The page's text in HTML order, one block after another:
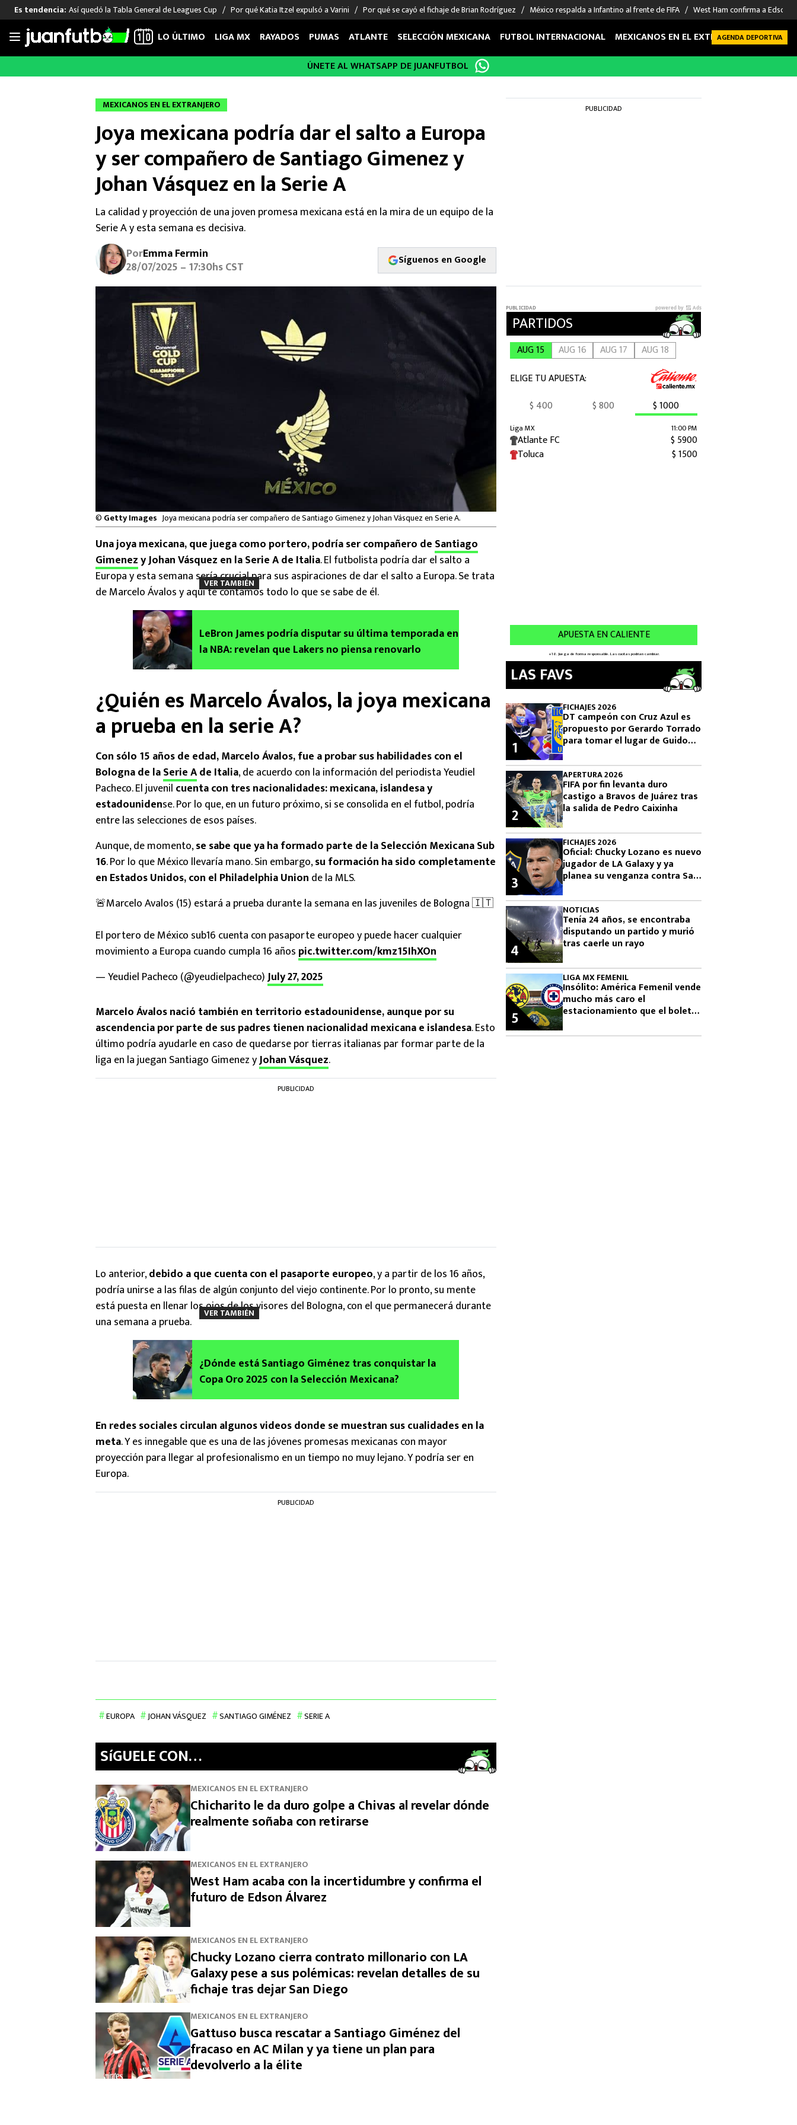
Saltar
Es tendencia: Así quedó la Tabla General de Leagues Cup Por qué Katia Itzel expulsó a Varini Por qué se cayó el fichaje de Brian Rodríguez México respalda a Infantino al frente de FIFA West Ham confirma a Edson
LIGA MX
Chivas de Guadalajara
Liga MX Femenil
FUT INTERNACIONAL
Las Noticias
Selección Mexicana
Champions League
Real Madrid
Barcelona
MEXICANOS EN EL EXTRANJERO
Memo Ochoa
Chino Huerta
Edson Álvarez
Santiago Giménez
FIGURAS
Sergio Ramos
Giorgos Giakoumakis
André Jardine
DEPORTES
Boxeo
Béisbol
LO ÚLTIMO LIGA MX RAYADOS PUMAS ATLANTE SELECCIÓN MEXICANA FUTBOL INTERNACIONAL MEXICANOS EN EL EXTRANJERO FUTBOL
AGENDA DEPORTIVA
ÚNETE AL WHATSAPP DE JUANFUTBOL
MEXICANOS EN EL EXTRANJERO
Joya mexicana podría dar el salto a Europa
y ser compañero de Santiago Gimenez y
Johan Vásquez en la Serie A
La calidad y proyección de una joven promesa mexicana está en la mira de un equipo de la
Serie A y esta semana es decisiva.
PorEmma Fermin
28/07/2025 – 17:30hs CST Síguenos en Google
© Getty Images Joya mexicana podría ser compañero de Santiago Gimenez y Johan Vásquez en Serie A.
Una joya mexicana, que juega como portero, podría ser compañero de Santiago
Gimenezy Johan Vásquez en la Serie A de Italia. El futbolista podría dar el salto a
Europa y esta semana sería crucial para sus aspiraciones de dar el salto a Europa. Se trata
de Marcelo Ávalos y aquí te contamos todo lo que se sabe de él.
VER TAMBIÉN
LeBron James podría disputar su última temporada en
la NBA: revelan que Lakers no piensa renovarlo
¿Quién es Marcelo Ávalos, la joya mexicana
a prueba en la serie A?
Con sólo 15 años de edad, Marcelo Ávalos, fue a probar sus habilidades con el
Bologna de laSerie Ade Italia, de acuerdo con la información del periodista Yeudiel
Pacheco. El juvenil cuenta con tres nacionalidades: mexicana, islandesa y
estadounidense. Por lo que, en un futuro próximo, si se consolida en el futbol, podría
entre las selecciones de esos países.
Aunque, de momento,se sabe que ya ha formado parte de la Selección Mexicana Sub
16. Por lo que México llevaría mano. Sin embargo,su formación ha sido completamente
en Estados Unidos, con el Philadelphia Union de la MLS.
🚨Marcelo Avalos (15) estará a prueba durante la semana en las juveniles de Bologna 🇮🇹
El portero de México sub16 cuenta con pasaporte europeo y puede hacer cualquier
movimiento a Europa cuando cumpla 16 años pic.twitter.com/kmz15IhXOn
— Yeudiel Pacheco (@yeudielpacheco)July 27, 2025
Marcelo Ávalos nació también en territorio estadounidense, aunque por su
ascendencia por parte de sus padres tienen nacionalidad mexicana e islandesa. Esto
último podría ayudarle en caso de quedarse por tierras italianas par formar parte de la
liga en la juegan Santiago Gimenez yJohan Vásquez.
PUBLICIDAD
Lo anterior,debido a que cuenta con el pasaporte europeo, y a partir de los 16 años,
podría unirse a las filas de algún conjunto del viejo continente. Por lo pronto, su mente
está puesta en llenar los ojos de los visores del Bologna, con el que permanecerá durante
una semana a prueba.
VER TAMBIÉN
¿Dónde está Santiago Giménez tras conquistar la
Copa Oro 2025 con la Selección Mexicana?
En redes sociales circulan algunos videos donde se muestran sus cualidades en la
meta. Y es innegable que es una de las jóvenes promesas mexicanas con mayor
proyección para llegar al profesionalismo en un tiempo no muy lejano. Y podría ser en
Europa.
PUBLICIDAD
EUROPA JOHAN VÁSQUEZ SANTIAGO GIMÉNEZ SERIE A
SíGUELE CON…
MEXICANOS EN EL EXTRANJERO
Chicharito le da duro golpe a Chivas al revelar dónde
realmente soñaba con retirarse
MEXICANOS EN EL EXTRANJERO
West Ham acaba con la incertidumbre y confirma el
futuro de Edson Álvarez
MEXICANOS EN EL EXTRANJERO
Chucky Lozano cierra contrato millonario con LA
Galaxy pese a sus polémicas: revelan detalles de su
fichaje tras dejar San Diego
MEXICANOS EN EL EXTRANJERO
Gattuso busca rescatar a Santiago Giménez del
fracaso en AC Milan y ya tiene un plan para
devolverlo a la élite
PUBLICIDAD
LAS FAVS
FICHAJES 2026
DT campeón con Cruz Azul es
propuesto por Gerardo Torrado
para tomar el lugar de Guido
1
APERTURA 2026
FIFA por fin levanta duro
castigo a Bravos de Juárez tras
la salida de Pedro Caixinha
2
FICHAJES 2026
Oficial: Chucky Lozano es nuevo
jugador de LA Galaxy y ya
planea su venganza contra San
3
NOTICIAS
Tenía 24 años, se encontraba
disputando un partido y murió
tras caerle un rayo
4
LIGA MX FEMENIL
Insólito: América Femenil vende
mucho más caro el
estacionamiento que el boleto
5